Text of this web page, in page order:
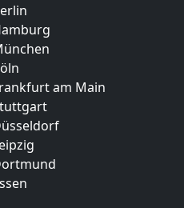
am Main